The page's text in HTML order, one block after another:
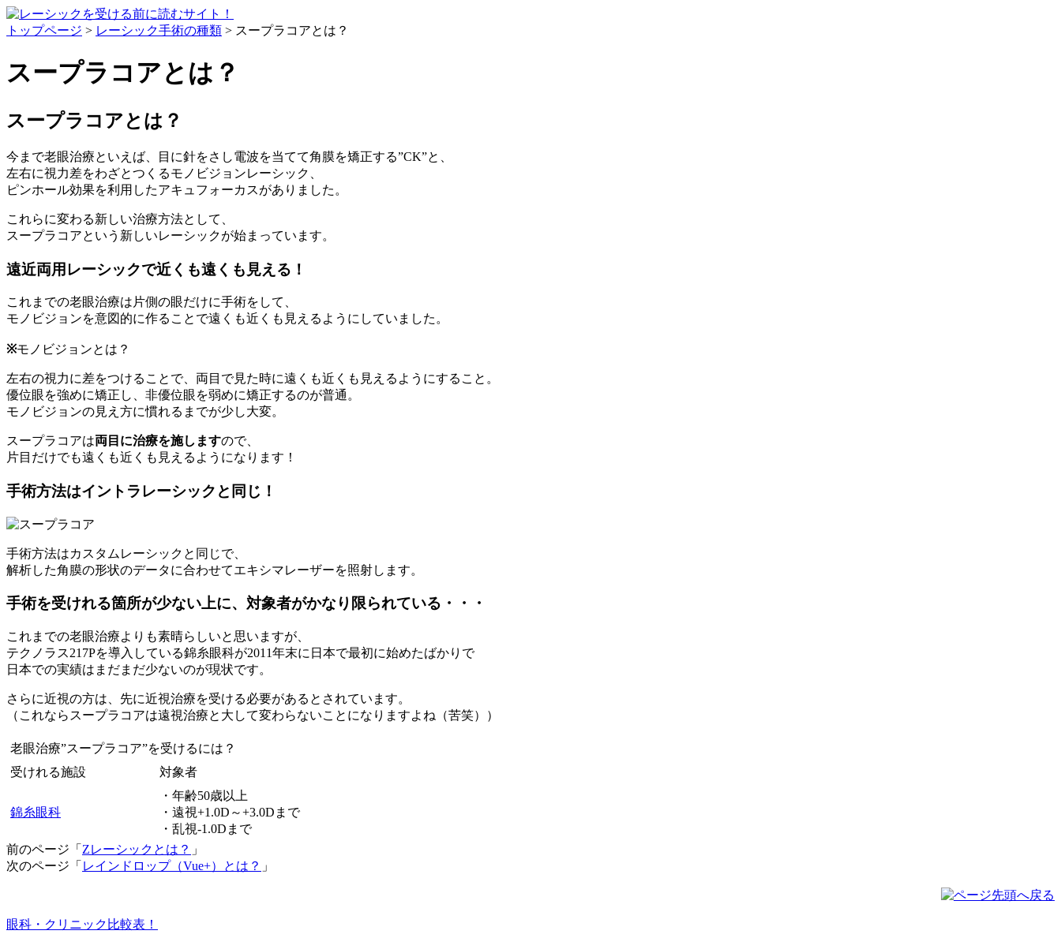
トップページ > レーシック手術の種類 > スープラコアとは？
スープラコアとは？
スープラコアとは？
今まで老眼治療といえば、目に針をさし電波を当てて角膜を矯正する”CK”と、
左右に視力差をわざとつくるモノビジョンレーシック、
ピンホール効果を利用したアキュフォーカスがありました。
これらに変わる新しい治療方法として、
スープラコアという新しいレーシックが始まっています。
遠近両用レーシックで近くも遠くも見える！
これまでの老眼治療は片側の眼だけに手術をして、
モノビジョンを意図的に作ることで遠くも近くも見えるようにしていました。
※モノビジョンとは？
左右の視力に差をつけることで、両目で見た時に遠くも近くも見えるようにすること。
優位眼を強めに矯正し、非優位眼を弱めに矯正するのが普通。
モノビジョンの見え方に慣れるまでが少し大変。
スープラコアは両目に治療を施しますので、
片目だけでも遠くも近くも見えるようになります！
手術方法はイントラレーシックと同じ！
手術方法はカスタムレーシックと同じで、
解析した角膜の形状のデータに合わせてエキシマレーザーを照射します。
手術を受けれる箇所が少ない上に、対象者がかなり限られている・・・
これまでの老眼治療よりも素晴らしいと思いますが、
テクノラス217Pを導入している錦糸眼科が2011年末に日本で最初に始めたばかりで
日本での実績はまだまだ少ないのが現状です。
さらに近視の方は、先に近視治療を受ける必要があるとされています。
（これならスープラコアは遠視治療と大して変わらないことになりますよね（苦笑））
老眼治療”スープラコア”を受けるには？
受けれる施設
対象者
錦糸眼科
・年齢50歳以上
・遠視+1.0D～+3.0Dまで
・乱視-1.0Dまで
前のページ「 Zレーシックとは？ 」
次のページ「 レインドロップ（Vue+）とは？ 」
眼科・クリニック比較表！